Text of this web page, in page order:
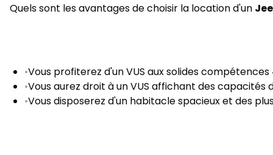
Quels sont les avantages de choisir la location d'un
•Vous profiterez d'un VUS aux solides compétences
•Vous aurez droit à un VUS affichant des
•Vous disposerez d'un habitacle spacieux et des